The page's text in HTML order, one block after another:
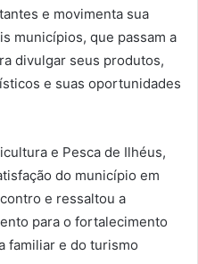
e movimenta sua
municípios, que passam a
divulgar seus produtos,
e suas oportunidades
e Pesca de Ilhéus,
do município em
e ressaltou a
para o fortalecimento
familiar e do turismo